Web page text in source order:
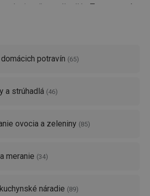
vykrajovače strúhadlá
- Tescoma vám
uľahčí a spestrí!
skvelý
polievku aj smoothie. Stačí nahádzať
z najvýkonnejších na trhu.
potravín (65)
a strúhadlá (46)
ovocia a zeleniny (85)
meranie (34)
náradie (89)